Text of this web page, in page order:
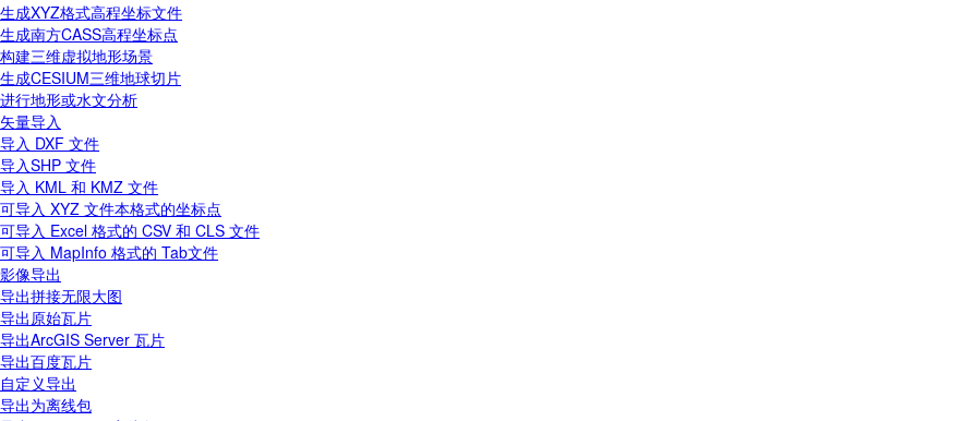
生成XYZ格式高程坐标文件
生成南方CASS高程坐标点
构建三维虚拟地形场景
生成CESIUM三维地球切片
进行地形或水文分析
矢量导入
导入 DXF 文件
导入SHP 文件
导入 KML 和 KMZ 文件
可导入 XYZ 文件本格式的坐标点
可导入 Excel 格式的 CSV 和 CLS 文件
可导入 MapInfo 格式的 Tab文件
影像导出
导出拼接无限大图
导出原始瓦片
导出ArcGIS Server 瓦片
导出百度瓦片
自定义导出
导出为离线包